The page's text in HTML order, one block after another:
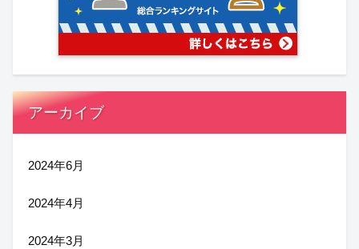
アーカイブ
2024年6月
2024年4月
2024年3月